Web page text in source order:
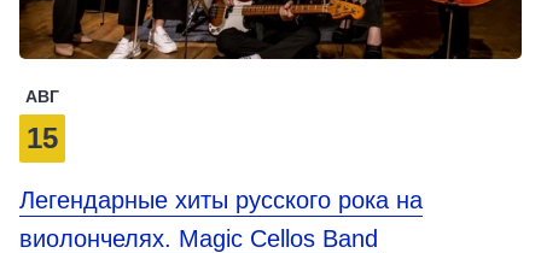
АВГ
15
Легендарные хиты русского рока на
виолончелях. Magic Cellos Band